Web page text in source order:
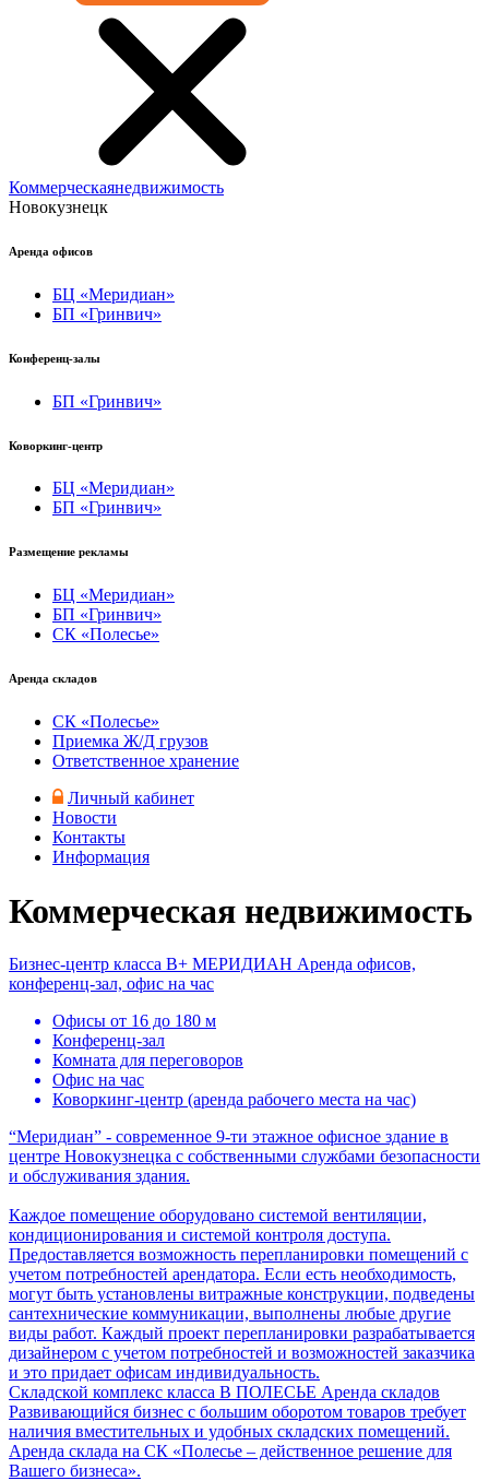
Коммерческаянедвижимость
Новокузнецк
Аренда офисов
БЦ «Меридиан»
БП «Гринвич»
Конференц-залы
БП «Гринвич»
Коворкинг-центр
БЦ «Меридиан»
БП «Гринвич»
Размещение рекламы
БЦ «Меридиан»
БП «Гринвич»
СК «Полесье»
Аренда складов
СК «Полесье»
Приемка Ж/Д грузов
Ответственное хранение
Личный кабинет
Новости
Контакты
Информация
Коммерческая недвижимость
Бизнес-центр класса B+ МЕРИДИАН Аренда офисов,
конференц-зал, офис на час
Офисы от 16 до 180 м
Конференц-зал
Комната для переговоров
Офис на час
Коворкинг-центр (аренда рабочего места на час)
“Меридиан” - современное 9-ти этажное офисное здание в
центре Новокузнецка с собственными службами безопасности
и обслуживания здания.
Каждое помещение оборудовано системой вентиляции,
кондиционирования и системой контроля доступа.
Предоставляется возможность перепланировки помещений с
учетом потребностей арендатора. Если есть необходимость,
могут быть установлены витражные конструкции, подведены
сантехнические коммуникации, выполнены любые другие
виды работ. Каждый проект перепланировки разрабатывается
дизайнером с учетом потребностей и возможностей заказчика
и это придает офисам индивидуальность.
Складской комплекс класса B ПОЛЕСЬЕ Аренда складов
Развивающийся бизнес с большим оборотом товаров требует
наличия вместительных и удобных складских помещений.
Аренда склада на СК «Полесье – действенное решение для
Вашего бизнеса».